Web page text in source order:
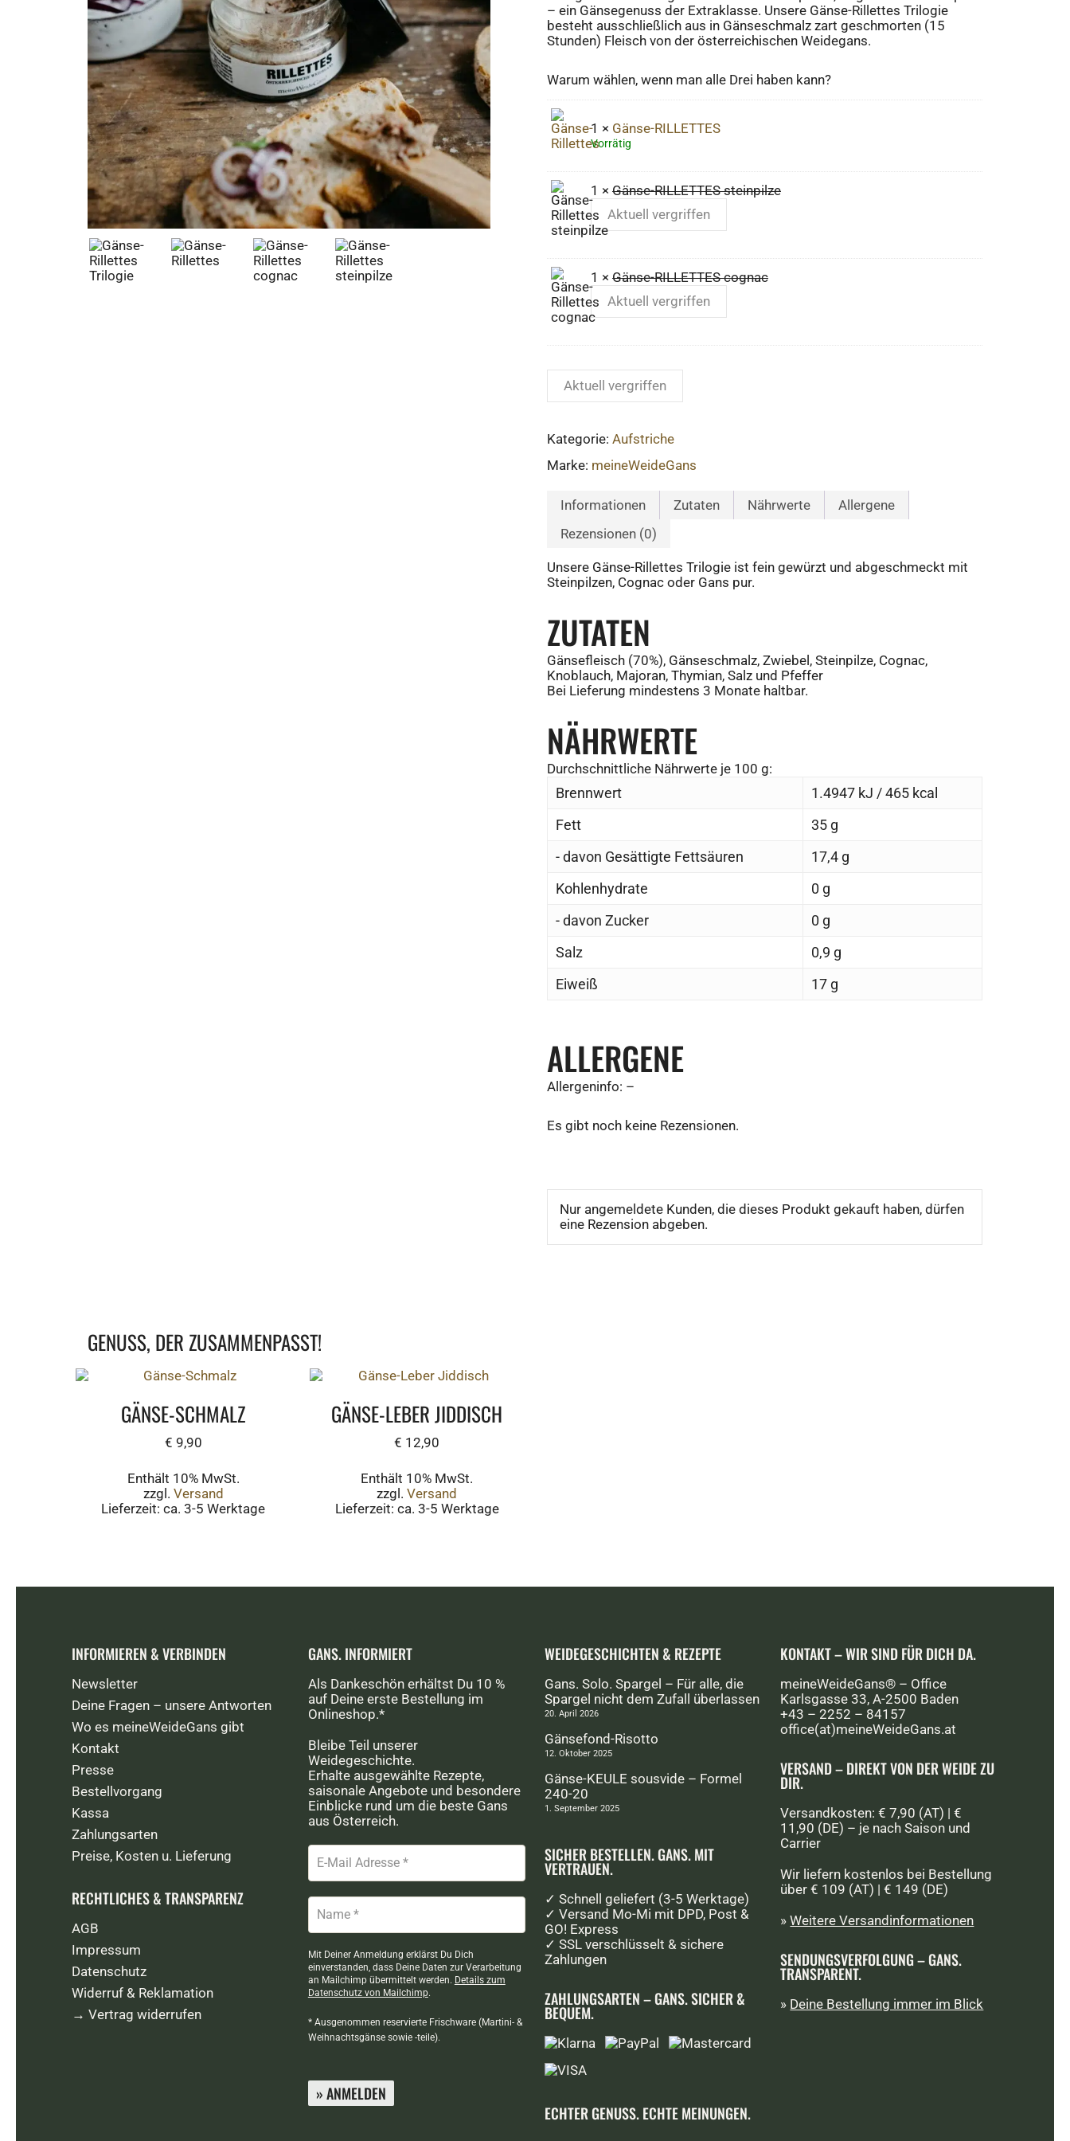
– ein Gänsegenuss der Extraklasse. Unsere Gänse-Rillettes Trilogie
besteht ausschließlich aus in Gänseschmalz zart geschmorten (15
Stunden) Fleisch von der österreichischen Weidegans.
Warum wählen, wenn man alle Drei haben kann?
1 × Gänse-RILLETTES
Vorrätig
1 × Gänse-RILLETTES steinpilze
Aktuell vergriffen
1 × Gänse-RILLETTES cognac
Aktuell vergriffen
Aktuell vergriffen
Kategorie: Aufstriche
Marke: meineWeideGans
Informationen Zutaten Nährwerte
Allergene
Rezensionen (0)
Unsere Gänse-Rillettes Trilogie ist fein gewürzt und abgeschmeckt mit
Steinpilzen, Cognac oder Gans pur.
ZUTATEN
Gänsefleisch (70%), Gänseschmalz, Zwiebel, Steinpilze, Cognac,
Knoblauch, Majoran, Thymian, Salz und Pfeffer
Bei Lieferung mindestens 3 Monate haltbar.
NÄHRWERTE
Durchschnittliche Nährwerte je 100 g:
Brennwert
1.4947 kJ / 465 kcal
Fett
35 g
- davon Gesättigte Fettsäuren
17,4 g
Kohlenhydrate
0 g
- davon Zucker
0 g
Salz
0,9 g
Eiweiß
17 g
ALLERGENE
Allergeninfo: –
Es gibt noch keine Rezensionen.
Nur angemeldete Kunden, die dieses Produkt gekauft haben, dürfen
eine Rezension abgeben.
GENUSS, DER ZUSAMMENPASST!
GÄNSE-SCHMALZ
€ 9,90
Enthält 10% MwSt.
zzgl. Versand
Lieferzeit: ca. 3-5 Werktage
GÄNSE-LEBER JIDDISCH
€ 12,90
Enthält 10% MwSt.
zzgl.Versand
Lieferzeit: ca. 3-5 Werktage
INFORMIEREN & VERBINDEN
Newsletter
Deine Fragen – unsere Antworten
Wo es meineWeideGans gibt
Kontakt
Presse
Bestellvorgang
Kassa
Zahlungsarten
Preise, Kosten u. Lieferung
RECHTLICHES & TRANSPARENZ
AGB
Impressum
Datenschutz
Widerruf & Reklamation
→ Vertrag widerrufen
GANS. INFORMIERT
Als Dankeschön erhältst Du 10 %
auf Deine erste Bestellung im
Onlineshop.*
Bleibe Teil unserer
Weidegeschichte.
Erhalte ausgewählte Rezepte,
saisonale Angebote und besondere
Einblicke rund um die beste Gans
aus Österreich.
Mit Deiner Anmeldung erklärst Du Dich
einverstanden, dass Deine Daten zur Verarbeitung
an Mailchimp übermittelt werden. Details zum
Datenschutz von Mailchimp.
* Ausgenommen reservierte Frischware (Martini- &
Weihnachtsgänse sowie -teile).
WEIDEGESCHICHTEN & REZEPTE
Gans. Solo. Spargel – Für alle, die
Spargel nicht dem Zufall überlassen
20. April 2026
Gänsefond-Risotto
12. Oktober 2025
Gänse-KEULE sousvide – Formel
240-20
1. September 2025
SICHER BESTELLEN. GANS. MIT
VERTRAUEN.
✓ Schnell geliefert (3-5 Werktage)
✓ Versand Mo-Mi mit DPD, Post &
GO! Express
✓ SSL verschlüsselt & sichere
Zahlungen
ZAHLUNGSARTEN – GANS. SICHER &
BEQUEM.
ECHTER GENUSS. ECHTE MEINUNGEN.
KONTAKT – WIR SIND FÜR DICH DA.
meineWeideGans® – Office
Karlsgasse 33, A-2500 Baden
+43 – 2252 – 84157
office(at)meineWeideGans.at
VERSAND – DIREKT VON DER WEIDE ZU
DIR.
Versandkosten: € 7,90 (AT) | €
11,90 (DE) – je nach Saison und
Carrier
Wir liefern kostenlos bei Bestellung
über € 109 (AT) | € 149 (DE)
»Weitere Versandinformationen
SENDUNGSVERFOLGUNG – GANS.
TRANSPARENT.
» Deine Bestellung immer im Blick